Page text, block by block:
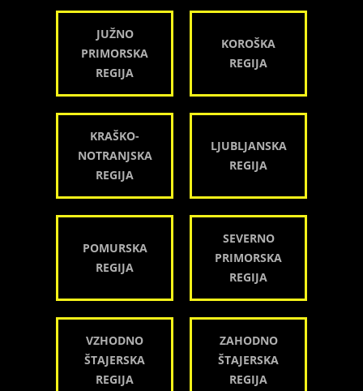
JUŽNO
PRIMORSKA
REGIJA
KOROŠKA
REGIJA
KRAŠKO-
NOTRANJSKA
REGIJA
LJUBLJANSKA
REGIJA
POMURSKA
REGIJA
SEVERNO
PRIMORSKA
REGIJA
VZHODNO
ŠTAJERSKA
REGIJA
ZAHODNO
ŠTAJERSKA
REGIJA